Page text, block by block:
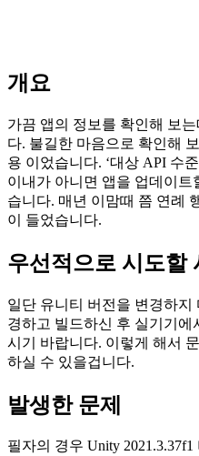
개요
가끔 앱의 정보를 확인해 보
다. 불길한 마음으로 확인해
용 이었습니다. ‘대상 API 수
이내가 아니면 앱을 업데이트
습니다. 매년 이맘때 쯤 연례
이 들었습니다.
우선적으로 시도할
일단 유니티 버전을 변경하지
경하고 빌드하신 후 실기기
시기 바랍니다. 이렇게 해서
하실 수 있을겁니다.
발생한 문제
필자의 경우 Unity